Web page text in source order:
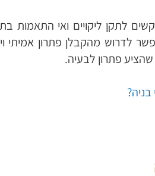
לתקן ליקויים ואי התאמות
לדרוש מהקבלן פתרון אמיתי
פתרון לבעיה.